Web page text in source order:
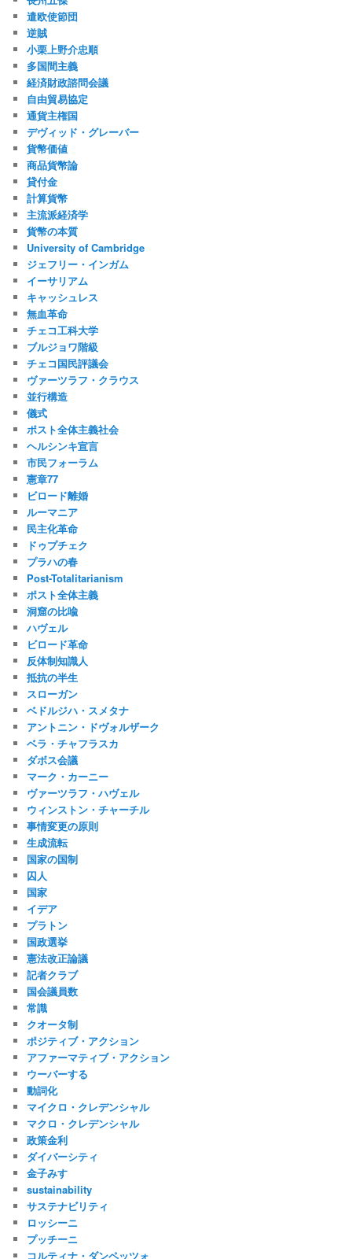
遣欧使節団
逆賊
小栗上野介忠順
多国間主義
経済財政諮問会議
自由貿易協定
通貨主権国
デヴィッド・グレーバー
貨幣価値
商品貨幣論
貸付金
計算貨幣
主流派経済学
貨幣の本質
University of Cambridge
ジェフリー・インガム
イーサリアム
キャッシュレス
無血革命
チェコ工科大学
ブルジョワ階級
チェコ国民評議会
ヴァーツラフ・クラウス
並行構造
儀式
ポスト全体主義社会
ヘルシンキ宣言
市民フォーラム
憲章77
ビロード離婚
ルーマニア
民主化革命
ドゥプチェク
プラハの春
Post-Totalitarianism
ポスト全体主義
洞窟の比喩
ハヴェル
ビロード革命
反体制知識人
抵抗の半生
スローガン
ベドルジハ・スメタナ
アントニン・ドヴォルザーク
ベラ・チャフラスカ
ダボス会議
マーク・カーニー
ヴァーツラフ・ハヴェル
ウィンストン・チャーチル
事情変更の原則
生成流転
国家の国制
囚人
国家
イデア
プラトン
国政選挙
憲法改正論議
記者クラブ
国会議員数
常識
クオータ制
ポジティブ・アクション
アファーマティブ・アクション
ウーバーする
動詞化
マイクロ・クレデンシャル
マクロ・クレデンシャル
政策金利
ダイバーシティ
金子みすゞ
sustainability
サステナビリティ
ロッシーニ
プッチーニ
コルティナ・ダンペッツォ